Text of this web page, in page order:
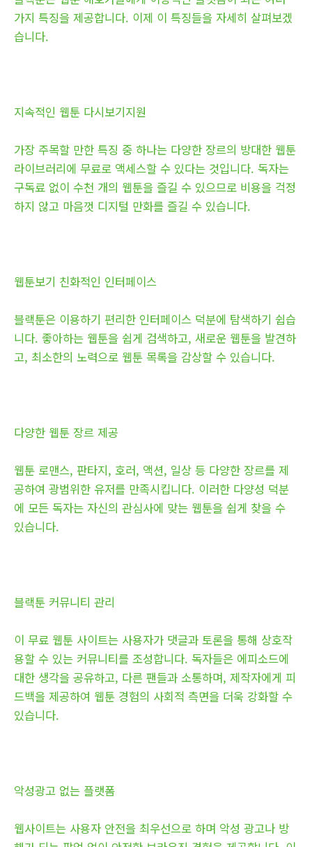
가지 특징을 제공합니다. 이제 이 특징들을 자세히 살펴보겠
습니다.
지속적인 웹툰 다시보기지원
가장 주목할 만한 특징 중 하나는 다양한 장르의 방대한 웹툰
라이브러리에 무료로 액세스할 수 있다는 것입니다. 독자는
구독료 없이 수천 개의 웹툰을 즐길 수 있으므로 비용을 걱정
하지 않고 마음껏 디지털 만화를 즐길 수 있습니다.
웹툰보기 친화적인 인터페이스
블랙툰은 이용하기 편리한 인터페이스 덕분에 탐색하기 쉽습
니다. 좋아하는 웹툰을 쉽게 검색하고, 새로운 웹툰을 발견하
고, 최소한의 노력으로 웹툰 목록을 감상할 수 있습니다.
다양한 웹툰 장르 제공
웹툰 로맨스, 판타지, 호러, 액션, 일상 등 다양한 장르를 제
공하여 광범위한 유저를 만족시킵니다. 이러한 다양성 덕분
에 모든 독자는 자신의 관심사에 맞는 웹툰을 쉽게 찾을 수
있습니다.
블랙툰 커뮤니티 관리
이 무료 웹툰 사이트는 사용자가 댓글과 토론을 통해 상호작
용할 수 있는 커뮤니티를 조성합니다. 독자들은 에피소드에
대한 생각을 공유하고, 다른 팬들과 소통하며, 제작자에게 피
드백을 제공하여 웹툰 경험의 사회적 측면을 더욱 강화할 수
있습니다.
악성광고 없는 플랫폼
웹사이트는 사용자 안전을 최우선으로 하며 악성 광고나 방